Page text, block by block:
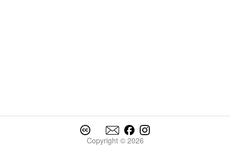
saiva
Copyright © 2026